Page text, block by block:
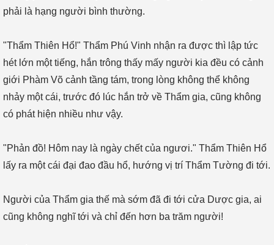
phải là hạng người bình thường.
"Thẩm Thiên Hổ!" Thẩm Phú Vinh nhận ra được thì lập tức
hét lớn một tiếng, hắn trông thấy mấy người kia đều có cảnh
giới Phàm Võ cảnh tầng tám, trong lòng không thể không
nhảy một cái, trước đó lúc hắn trở về Thẩm gia, cũng không
có phát hiện nhiều như vậy.
"Phản đồ! Hôm nay là ngày chết của ngươi." Thẩm Thiên Hổ
lấy ra một cái đại đao đầu hổ, hướng vị trí Thẩm Tường đi tới.
Người của Thẩm gia thế mà sớm đã đi tới cửa Dược gia, ai
cũng không nghĩ tới và chỉ đến hơn ba trăm người!